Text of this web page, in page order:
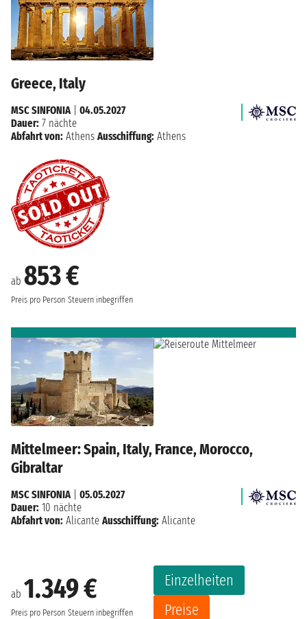
Greece, Italy
ab 853 €
Preis pro Person Steuern inbegriffen
MSC SINFONIA| 04.05.2027
Dauer: 7 nächte
Abfahrt von: Athens Ausschiffung: Athens
Mittelmeer: Spain, Italy, France, Morocco,
Gibraltar
ab 1.349 €
Preis pro Person Steuern inbegriffen
Einzelheiten
Preise
MSC SINFONIA| 05.05.2027
Dauer: 10 nächte
Abfahrt von: Alicante Ausschiffung: Alicante